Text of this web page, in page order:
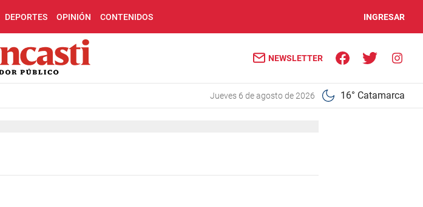
DEPORTES OPINIÓN CONTENIDOS INGRESAR
NEWSLETTER
jueves 6 de agosto de 2026 16° Catamarca